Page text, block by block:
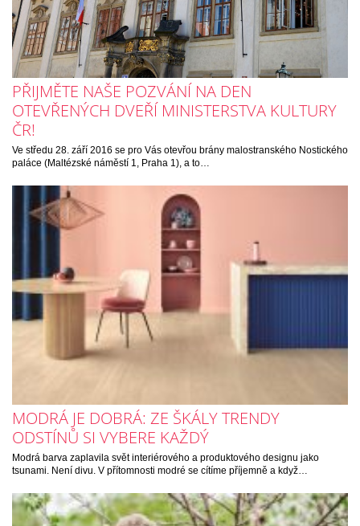
PŘIJMĚTE NAŠE POZVÁNÍ NA DEN
OTEVŘENÝCH DVEŘÍ MINISTERSTVA KULTURY
ČR!
Ve středu 28. září 2016 se pro Vás otevřou brány malostranského Nostického
paláce (Maltézské náměstí 1, Praha 1), a to…
MODRÁ JE DOBRÁ: ZE ŠKÁLY TRENDY
ODSTÍNŮ SI VYBERE KAŽDÝ
Modrá barva zaplavila svět interiérového a produktového designu jako
tsunami. Není divu. V přítomnosti modré se cítíme příjemně a když…